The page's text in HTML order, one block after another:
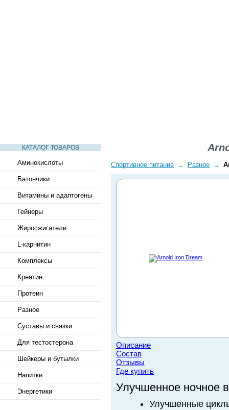
КАТАЛОГ ТОВАРОВ
Аминокислоты
Батончики
Витамины и адаптогены
Гейнеры
Жиросжигатели
L-карнитин
Комплексы
Креатин
Протеин
Разное
Суставы и связки
Для тестостерона
Шейкеры и бутылки
Напитки
Энергетики
Спортивное питание → Разное →
Описание
Состав
Отзывы
Где купить
Улучшенное ночное
Улучшенные